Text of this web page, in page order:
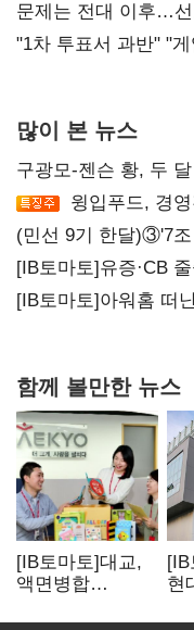
4만278명
문제는 전대 이후…
불복'
"1차 투표서 과반" "
많이 본 뉴스
구광모-젠슨 황, 두
윙입푸드, 경
(민선 9기 한달)③'7
20년만에 '비상재정'
[IB토마토]유증·CB
상폐 압박
[IB토마토]아워홈 떠
함께 볼만한 뉴스
[IB토마토]대교,
액면병합
[IB
현